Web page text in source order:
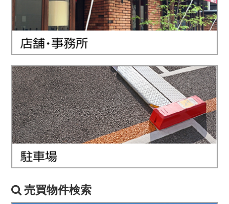
売買物件検索